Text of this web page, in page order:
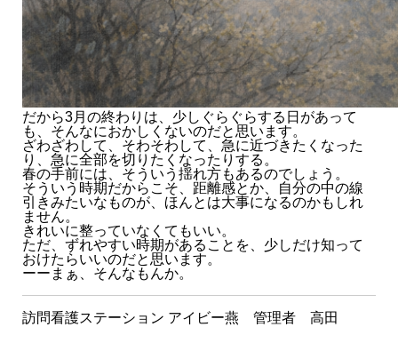
だから3月の終わりは、少しぐらぐらする日があって
も、そんなにおかしくないのだと思います。
ざわざわして、そわそわして、急に近づきたくなった
り、急に全部を切りたくなったりする。
春の手前には、そういう揺れ方もあるのでしょう。
そういう時期だからこそ、距離感とか、自分の中の線
引きみたいなものが、ほんとは大事になるのかもしれ
ません。
きれいに整っていなくてもいい。
ただ、ずれやすい時期があることを、少しだけ知って
おけたらいいのだと思います。
ーーまぁ、そんなもんか。
訪問看護ステーション アイビー燕 管理者 高田